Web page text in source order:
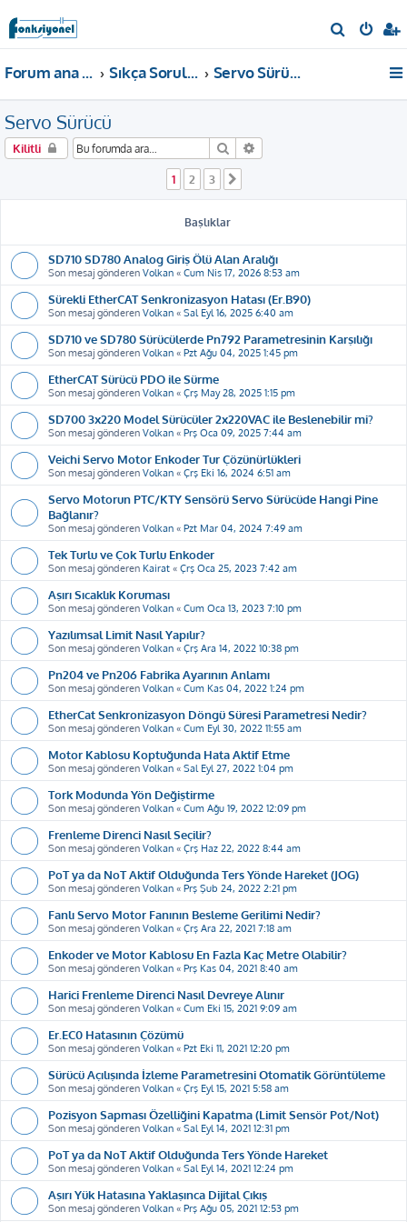
r
Forum ana sayfa Sıkça Sorulan Sorular Servo Sürücü
Servo Sürücü
Kilitli Ara
1 2 3
Başlıklar
SD710 SD780 Analog Giriş Ölü Alan Aralığı
Son mesaj gönderen Volkan « Cum Nis 17, 2026 8:53 am
Sürekli EtherCAT Senkronizasyon Hatası (Er.B90)
Son mesaj gönderen Volkan « Sal Eyl 16, 2025 6:40 am
SD710 ve SD780 Sürücülerde Pn792 Parametresinin Karşılığı
Son mesaj gönderen Volkan « Pzt Ağu 04, 2025 1:45 pm
EtherCAT Sürücü PDO ile Sürme
Son mesaj gönderen Volkan « Çrş May 28, 2025 1:15 pm
SD700 3x220 Model Sürücüler 2x220VAC ile Beslenebilir mi?
Son mesaj gönderen Volkan « Prş Oca 09, 2025 7:44 am
Veichi Servo Motor Enkoder Tur Çözünürlükleri
Son mesaj gönderen Volkan « Çrş Eki 16, 2024 6:51 am
Servo Motorun PTC/KTY Sensörü Servo Sürücüde Hangi Pine
Bağlanır?
Son mesaj gönderen Volkan « Pzt Mar 04, 2024 7:49 am
Tek Turlu ve Çok Turlu Enkoder
Son mesaj gönderen Kairat « Çrş Oca 25, 2023 7:42 am
Aşırı Sıcaklık Koruması
Son mesaj gönderen Volkan « Cum Oca 13, 2023 7:10 pm
Yazılımsal Limit Nasıl Yapılır?
Son mesaj gönderen Volkan « Çrş Ara 14, 2022 10:38 pm
Pn204 ve Pn206 Fabrika Ayarının Anlamı
Son mesaj gönderen Volkan « Cum Kas 04, 2022 1:24 pm
EtherCat Senkronizasyon Döngü Süresi Parametresi Nedir?
Son mesaj gönderen Volkan « Cum Eyl 30, 2022 11:55 am
Motor Kablosu Koptuğunda Hata Aktif Etme
Son mesaj gönderen Volkan « Sal Eyl 27, 2022 1:04 pm
Tork Modunda Yön Değiştirme
Son mesaj gönderen Volkan « Cum Ağu 19, 2022 12:09 pm
Frenleme Direnci Nasıl Seçilir?
Son mesaj gönderen Volkan « Çrş Haz 22, 2022 8:44 am
PoT ya da NoT Aktif Olduğunda Ters Yönde Hareket (JOG)
Son mesaj gönderen Volkan « Prş Şub 24, 2022 2:21 pm
Fanlı Servo Motor Fanının Besleme Gerilimi Nedir?
Son mesaj gönderen Volkan « Çrş Ara 22, 2021 7:18 am
Enkoder ve Motor Kablosu En Fazla Kaç Metre Olabilir?
Son mesaj gönderen Volkan « Prş Kas 04, 2021 8:40 am
Harici Frenleme Direnci Nasıl Devreye Alınır
Son mesaj gönderen Volkan « Cum Eki 15, 2021 9:09 am
Er.EC0 Hatasının Çözümü
Son mesaj gönderen Volkan « Pzt Eki 11, 2021 12:20 pm
Sürücü Açılışında İzleme Parametresini Otomatik Görüntüleme
Son mesaj gönderen Volkan « Çrş Eyl 15, 2021 5:58 am
Pozisyon Sapması Özelliğini Kapatma (Limit Sensör Pot/Not)
Son mesaj gönderen Volkan « Sal Eyl 14, 2021 12:31 pm
PoT ya da NoT Aktif Olduğunda Ters Yönde Hareket
Son mesaj gönderen Volkan « Sal Eyl 14, 2021 12:24 pm
Aşırı Yük Hatasına Yaklaşınca Dijital Çıkış
Son mesaj gönderen Volkan « Prş Ağu 05, 2021 12:53 pm